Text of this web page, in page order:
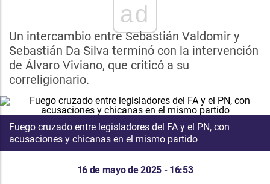
ad
Un intercambio entre Sebastián Valdomir y
Sebastián Da Silva terminó con la intervención
de Álvaro Viviano, que criticó a su
correligionario.
Fuego cruzado entre legisladores del FA y el PN, con
acusaciones y chicanas en el mismo partido
16 de mayo de 2025 - 16:53